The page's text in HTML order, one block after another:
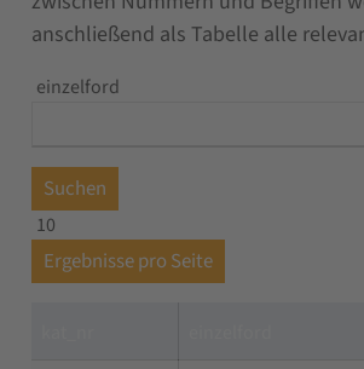
anschließend als Tabelle alle
Suchen
Ergebnisse pro Seite